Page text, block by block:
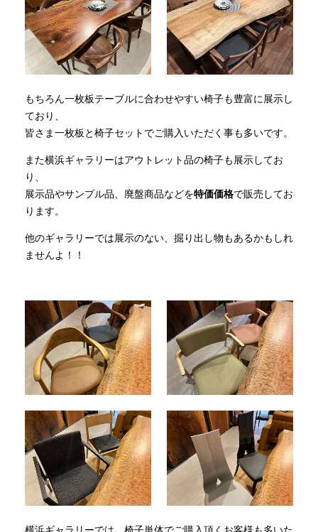
よくあるご質問
お問い合わせ
もちろん一枚板テーブルに合わせやすい椅子も豊富に展示し
ており、
皆さま一枚板と椅子セットでご購入いただく事も多いです。
また横浜ギャラリーはアウトレット品の椅子も展示してお
り、
展示品やサンプル品、廃盤商品などを特価価格で販売してお
ります。
他のギャラリーでは展示のない、掘り出し物もあるかもしれ
ませんよ！！
横浜ギャラリーでは、椅子単体でご購入頂くお客様も多いた